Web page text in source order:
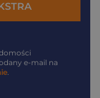
e-mail na
.